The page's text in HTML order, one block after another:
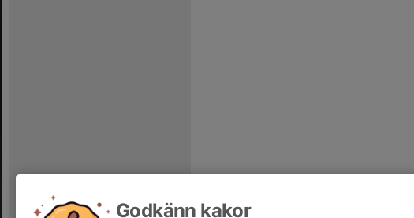
Godkänn kakor